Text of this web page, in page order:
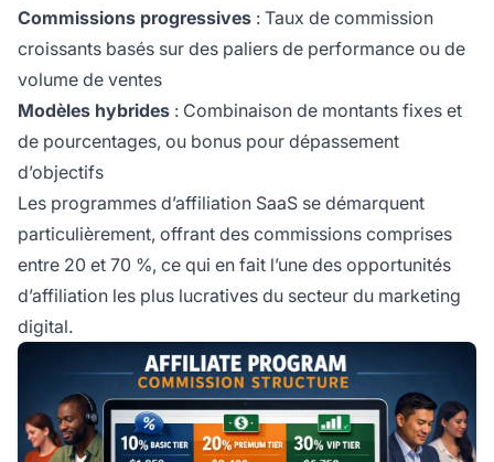
Commissions progressives : Taux de commission
croissants basés sur des paliers de performance ou de
volume de ventes
Modèles hybrides : Combinaison de montants fixes et
de pourcentages, ou bonus pour dépassement
d’objectifs
Les programmes d’affiliation SaaS se démarquent
particulièrement, offrant des commissions comprises
entre 20 et 70 %, ce qui en fait l’une des opportunités
d’affiliation les plus lucratives du secteur du marketing
digital.